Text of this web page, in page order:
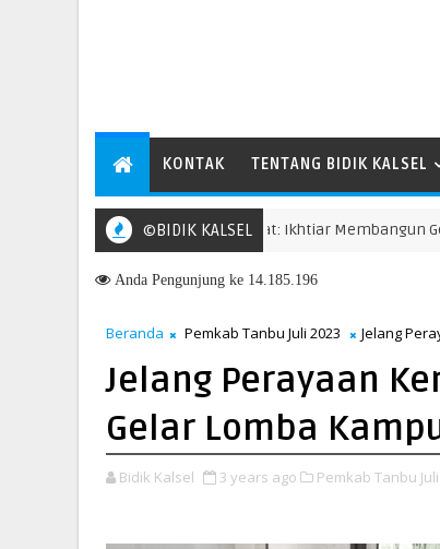
KONTAK TENTANG BIDIK KALSEL
©BIDIK KALSEL
23 Kecamatan Simpang Empat: Ikhtiar Membangun
Anda Pengunjung ke 14.185.196
Beranda Pemkab Tanbu Juli 2023 Jelang
Jelang Perayaan
Gelar Lomba
Bidik Kalsel 3 years ago Pemkab Tanbu